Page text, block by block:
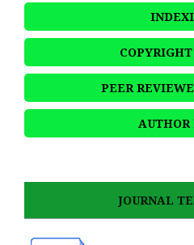
PEER
AUTHOR
JOURNAL